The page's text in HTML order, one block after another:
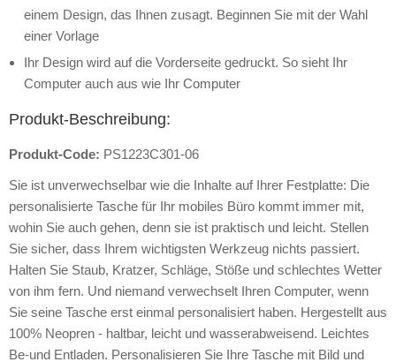
einem Design, das Ihnen zusagt. Beginnen Sie mit der Wahl
einer Vorlage
Ihr Design wird auf die Vorderseite gedruckt. So sieht Ihr
Computer auch aus wie Ihr Computer
Produkt-Beschreibung:
Produkt-Code: PS1223C301-06
Sie ist unverwechselbar wie die Inhalte auf Ihrer Festplatte: Die
personalisierte Tasche für Ihr mobiles Büro kommt immer mit,
wohin Sie auch gehen, denn sie ist praktisch und leicht. Stellen
Sie sicher, dass Ihrem wichtigsten Werkzeug nichts passiert.
Halten Sie Staub, Kratzer, Schläge, Stöße und schlechtes Wetter
von ihm fern. Und niemand verwechselt Ihren Computer, wenn
Sie seine Tasche erst einmal personalisiert haben. Hergestellt aus
100% Neopren - haltbar, leicht und wasserabweisend. Leichtes
Be-und Entladen. Personalisieren Sie Ihre Tasche mit Bild und